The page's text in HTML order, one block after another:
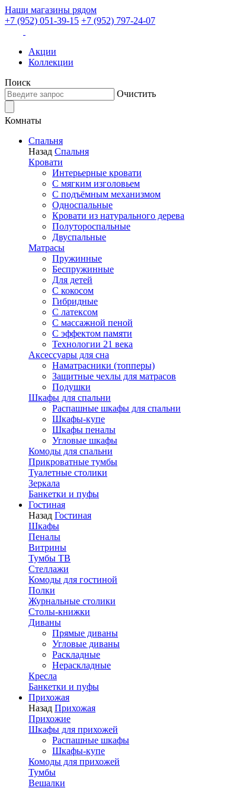
Наши магазины рядом
+7 (952) 051-39-15 +7 (952) 797-24-07
Акции
Коллекции
Поиск
Очистить
Комнаты
Спальня
Назад Спальня
Кровати
Интерьерные кровати
С мягким изголовьем
С подъёмным механизмом
Односпальные
Кровати из натурального дерева
Полутороспальные
Двуспальные
Матрасы
Пружинные
Беспружинные
Для детей
C кокосом
Гибридные
С латексом
С массажной пеной
С эффектом памяти
Технологии 21 века
Аксессуары для сна
Наматрасники (топперы)
Защитные чехлы для матрасов
Подушки
Шкафы для спальни
Распашные шкафы для спальни
Шкафы-купе
Шкафы пеналы
Угловые шкафы
Комоды для спальни
Прикроватные тумбы
Туалетные столики
Зеркала
Банкетки и пуфы
Гостиная
Назад Гостиная
Шкафы
Пеналы
Витрины
Тумбы ТВ
Стеллажи
Комоды для гостиной
Полки
Журнальные столики
Столы-книжки
Диваны
Прямые диваны
Угловые диваны
Раскладные
Нераскладные
Кресла
Банкетки и пуфы
Прихожая
Назад Прихожая
Прихожие
Шкафы для прихожей
Распашные шкафы
Шкафы-купе
Комоды для прихожей
Тумбы
Вешалки